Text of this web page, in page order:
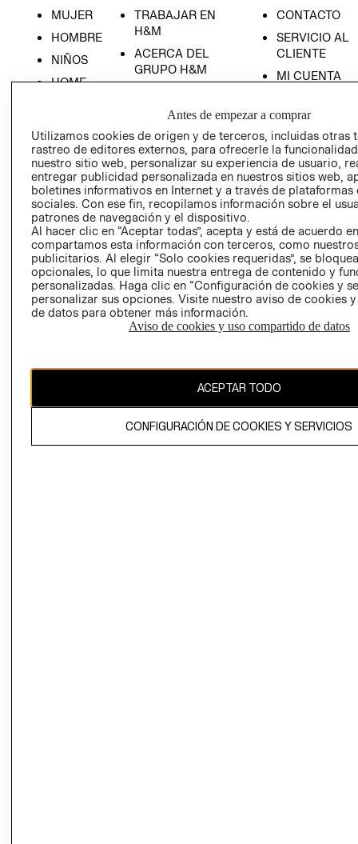
MUJER
HOMBRE
NIÑOS
HOME
TRABAJAR EN
H&M
ACERCA DEL
GRUPO H&M
SOCIAL
PRENSA
RELACIÓN CON
INVERSIONISTAS
POLÍTICA
EMPRESARIAL
CONTACTO
SERVICIO AL
CLIENTE
MI CUENTA
TIENDAS
- RETIRO EN
TIENDA
TÉRMINOS Y
CONDICIONES
AVISO DE
PRIVACIDAD
GIFT CARD
AVISO DE
COOKIES
CAMBIAR REGIÓN
Antes de empezar a comprar
Utilizamos cookies de origen y de terceros, incluidas otras
rastreo de editores externos, para ofrecerle la
nuestro sitio web, personalizar su experiencia de usuario,
entregar publicidad personalizada en nuestros sitios web,
boletines informativos en Internet y a través de plataformas
sociales. Con ese fin, recopilamos información sobre el
patrones de navegación y el dispositivo.
Al hacer clic en “Aceptar todas”, acepta y está de acuerdo
compartamos esta información con terceros, como
publicitarios. Al elegir “Solo cookies requeridas”, se
opcionales, lo que limita nuestra entrega de contenido y
personalizadas. Haga clic en “Configuración de cookies y
personalizar sus opciones. Visite nuestro aviso de cookies
de datos para obtener más información.
Aviso de cookies y uso compartido de datos
ACEPTAR TODO
CONFIGURACIÓN DE COOKIES Y SERVICIOS